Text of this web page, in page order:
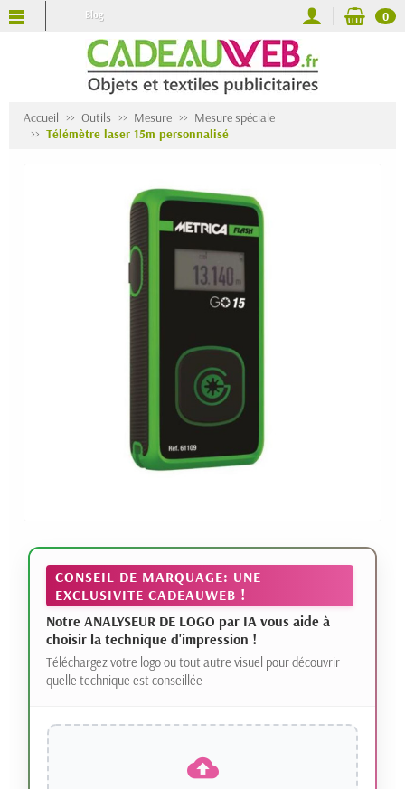
Blog 0
Accueil Outils Mesure
Mesure spéciale
Télémètre laser 15m personnalisé
CONSEIL DE MARQUAGE: UNE
EXCLUSIVITE CADEAUWEB !
Notre ANALYSEUR DE LOGO par IA vous aide à
choisir la technique d'impression !
Téléchargez votre logo ou tout autre visuel pour découvrir
quelle technique est conseillée